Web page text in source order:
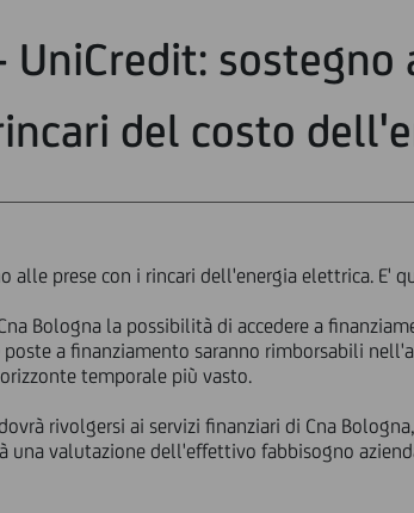
UniCredit:
del costo
alle prese con i rincari dell'energia elettrica. E'
Bologna la possibilità di accedere a
a finanziamento saranno rimborsabili
temporale più vasto.
rivolgersi ai servizi finanziari di Cna
una valutazione dell'effettivo fabbisogno